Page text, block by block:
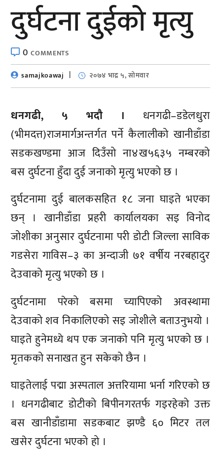
दुर्घटना दुईको मृत्यु
0COMMENTS
samajkoawaj
२०७४ भाद्र ५, सोमवार
धनगढी, ५ भदौ । धनगढी–डडेलधुरा
(भीमदत्त)राजमार्गअन्तर्गत पर्ने कैलालीको खानीडाँडा
सडकखण्डमा आज दिउँसो ना४ख५६३५ नम्बरको
बस दुर्घटना हुँदा दुई जनाको मृत्यु भएको छ ।
दुर्घटनामा दुई बालकसहित १८ जना घाइते भएका
छन् । खानीडाँडा प्रहरी कार्यालयका सइ विनोद
जोशीका अनुसार दुर्घटनामा परी डोटी जिल्ला साविक
गडसेरा गाविस–३ का अन्दाजी ७१ वर्षीय नरबहादुर
देउवाको मृत्यु भएको छ ।
दुर्घटनामा परेको बसमा च्यापिएको अवस्थामा
देउवाको शव निकालिएको सइ जोशीले बताउनुभयो ।
घाइते हुनेमध्ये थप एक जनाको पनि मृत्यु भएको छ ।
मृतकको सनाखत हुन सकेको छैन ।
घाइतेलाई पद्मा अस्पताल अत्तरियामा भर्ना गरिएको छ
। धनगढीबाट डोटीको बिपीनगरतर्फ गइरहेको उक्त
बस खानीडाँडामा सडकबाट झण्डै ६० मिटर तल
खसेर दुर्घटना भएको हो ।